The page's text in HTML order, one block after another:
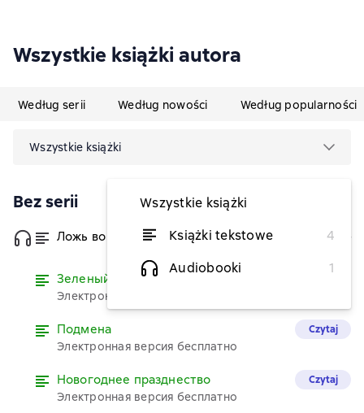
Wszystkie książki autora
Według serii Według nowości Według popularności
Wszystkie książki
Wszystkie książki
Książki tekstowe
4
Audiobooki
1
Bez serii
Ложь во спасение od 2,28 zł
Зеленый мой любимый
Электронная версия бесплатно
Подмена
Электронная версия бесплатно
Czytaj
Новогоднее празднество
Электронная версия бесплатно
Czytaj